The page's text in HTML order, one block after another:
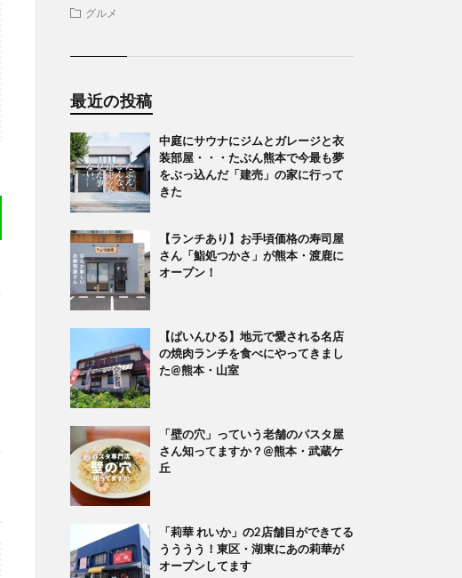
グルメ
最近の投稿
中庭にサウナにジムとガレージと衣
装部屋・・・たぶん熊本で今最も夢
をぶっ込んだ「建売」の家に行って
きた
【ランチあり】お手頃価格の寿司屋
さん「鮨処つかさ」が熊本・渡鹿に
オープン！
【ぱいんひる】地元で愛される名店
の焼肉ランチを食べにやってきまし
た@熊本・山室
「壁の穴」っていう老舗のパスタ屋
さん知ってますか？@熊本・武蔵ケ
丘
「莉華 れいか」の2店舗目ができてる
うううう！東区・湖東にあの莉華が
オープンしてます